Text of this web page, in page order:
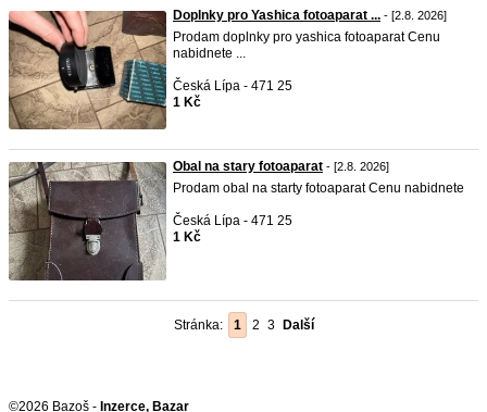
Doplnky pro Yashica fotoaparat ... - [2.8. 2026]
Prodam doplnky pro yashica fotoaparat Cenu
nabidnete ...
Česká Lípa - 471 25
1 Kč
Obal na stary fotoaparat - [2.8. 2026]
Prodam obal na starty fotoaparat Cenu nabidnete
Česká Lípa - 471 25
1 Kč
Stránka: 1 2 3 Další
©2026 Bazoš - Inzerce, Bazar